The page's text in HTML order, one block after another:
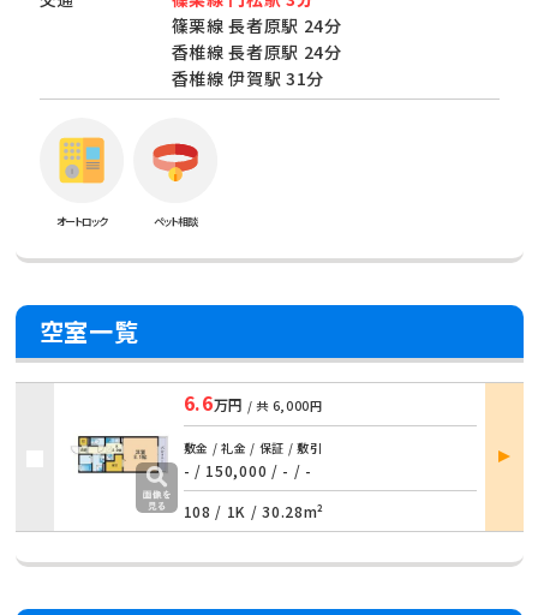
篠栗線 長者原駅 24分
香椎線 長者原駅 24分
香椎線 伊賀駅 31分
オートロック ペット相談
空室一覧
6.6万円 / 共 6,000円
敷金 / 礼金 / 保証 / 敷引
- / 150,000 / - / -
108 / 1K /30.28m²
部屋
詳細